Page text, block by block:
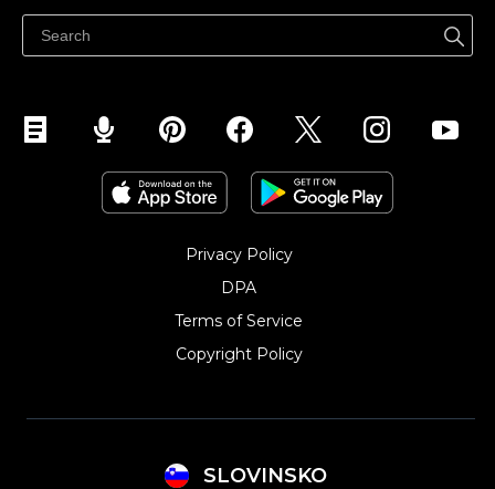
Prodaja na Instagramu
Privacy Policy
DPA
Terms of Service
Copyright Policy‎
SLOVINSKO